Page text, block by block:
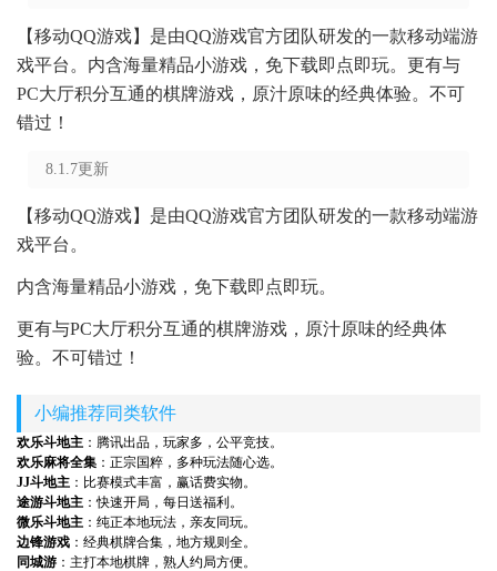
【移动QQ游戏】是由QQ游戏官方团队研发的一款移动端游
戏平台。内含海量精品小游戏，免下载即点即玩。更有与
PC大厅积分互通的棋牌游戏，原汁原味的经典体验。不可
错过！
8.1.7更新
【移动QQ游戏】是由QQ游戏官方团队研发的一款移动端游
戏平台。
内含海量精品小游戏，免下载即点即玩。
更有与PC大厅积分互通的棋牌游戏，原汁原味的经典体
验。不可错过！
小编推荐同类软件
欢乐斗地主 ：腾讯出品，玩家多，公平竞技。
欢乐麻将全集 ：正宗国粹，多种玩法随心选。
JJ斗地主 ：比赛模式丰富，赢话费实物。
途游斗地主 ：快速开局，每日送福利。
微乐斗地主 ：纯正本地玩法，亲友同玩。
边锋游戏 ：经典棋牌合集，地方规则全。
同城游 ：主打本地棋牌，熟人约局方便。